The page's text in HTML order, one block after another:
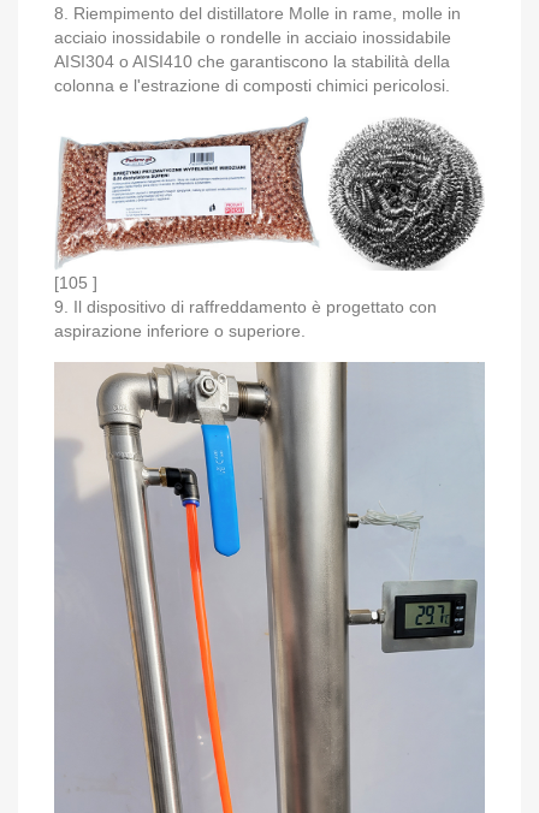
8. Riempimento del distillatore Molle in rame, molle in
acciaio inossidabile o rondelle in acciaio inossidabile
AISI304 o AISI410 che garantiscono la stabilità della
colonna e l'estrazione di composti chimici pericolosi.
[105 ]
9. Il dispositivo di raffreddamento è progettato con
aspirazione inferiore o superiore.